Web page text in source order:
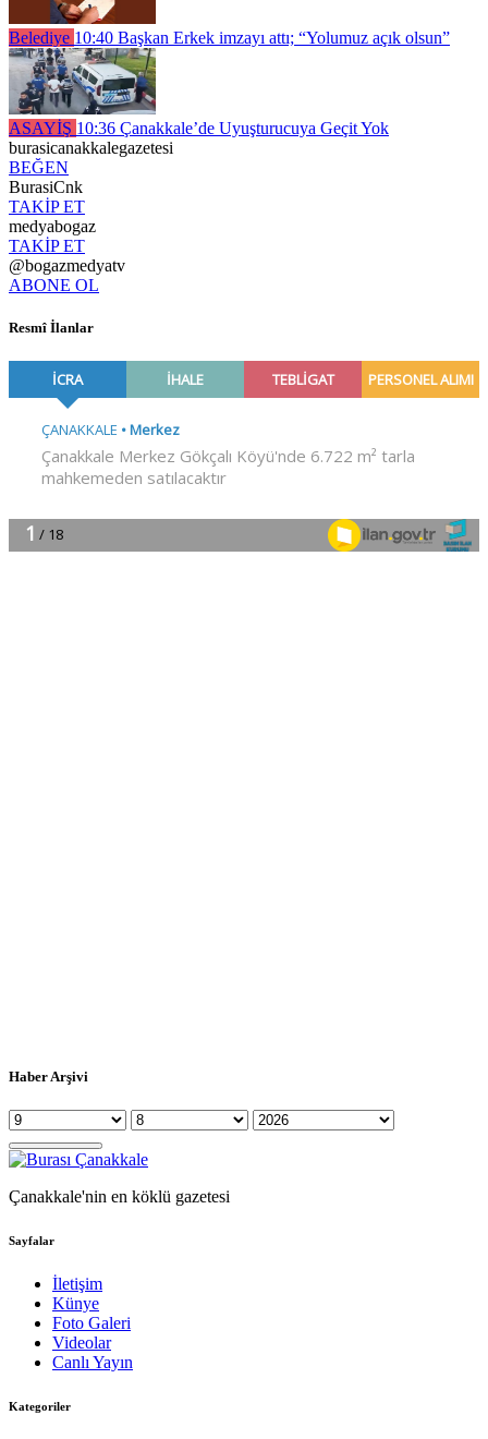
Belediye 10:40 Başkan Erkek imzayı attı; “Yolumuz açık olsun”
ASAYİŞ 10:36 Çanakkale’de Uyuşturucuya Geçit Yok
burasicanakkalegazetesi
BEĞEN
BurasiCnk
TAKİP ET
medyabogaz
TAKİP ET
@bogazmedyatv
ABONE OL
Resmî İlanlar
Haber Arşivi
Çanakkale'nin en köklü gazetesi
Sayfalar
İletişim
Künye
Foto Galeri
Videolar
Canlı Yayın
Kategoriler